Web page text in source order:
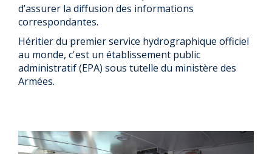
d’assurer la diffusion des informations
correspondantes.
Héritier du premier service hydrographique officiel
au monde, c'est un établissement public
administratif (EPA) sous tutelle du ministère des
Armées.